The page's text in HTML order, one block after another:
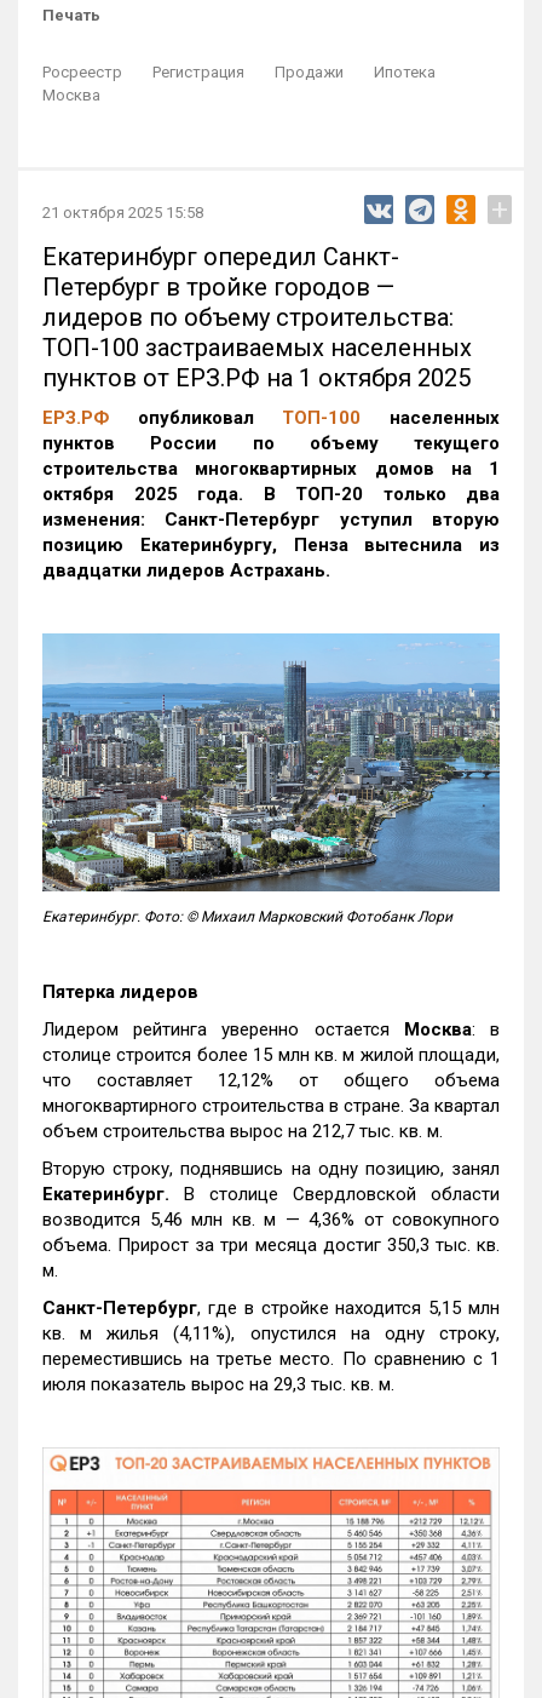
Печать
Росреестр Регистрация Продажи
Ипотека
Москва
21 октября 2025 15:58 +
Екатеринбург опередил Санкт-
Петербург в тройке городов —
лидеров по объему строительства:
ТОП-100 застраиваемых населенных
пунктов от ЕРЗ.РФ на 1 октября 2025
ЕРЗ.РФ опубликовал ТОП-100 населенных
пунктов России по объему текущего
строительства многоквартирных домов на 1
октября 2025 года. В ТОП-20 только два
изменения: Санкт-Петербург уступил вторую
позицию Екатеринбургу, Пенза вытеснила из
двадцатки лидеров Астрахань.
Екатеринбург. Фото: © Михаил Марковский Фотобанк Лори
Пятерка лидеров
Лидером рейтинга уверенно остается Москва: в
столице строится более 15 млн кв. м жилой площади,
что составляет 12,12% от общего объема
многоквартирного строительства в стране. За квартал
объем строительства вырос на 212,7 тыс. кв. м.
Вторую строку, поднявшись на одну позицию, занял
Екатеринбург. В столице Свердловской области
возводится 5,46 млн кв. м — 4,36% от совокупного
объема. Прирост за три месяца достиг 350,3 тыс. кв.
м.
Санкт-Петербург, где в стройке находится 5,15 млн
кв. м жилья (4,11%), опустился на одну строку,
переместившись на третье место. По сравнению с 1
июля показатель вырос на 29,3 тыс. кв. м.